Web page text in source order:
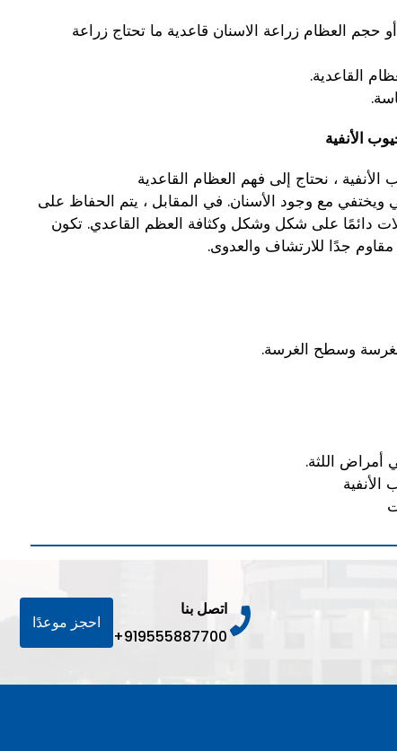
حجم العظام زراعة الاسنان قاعدية ما تحتاج زراعة
القاعدية.
الأنفية
، نحتاج إلى فهم العظام القاعدية
مع وجود الأسنان. في المقابل ، يتم الحفاظ على
دائمًا على شكل وشكل وكثافة العظم القاعدي. تكون
جدًا للارتشاف والعدوى.
وسطح الغرسة.
أمراض اللثة.
اتصل بنا
+919555887700
احجز موعدًا